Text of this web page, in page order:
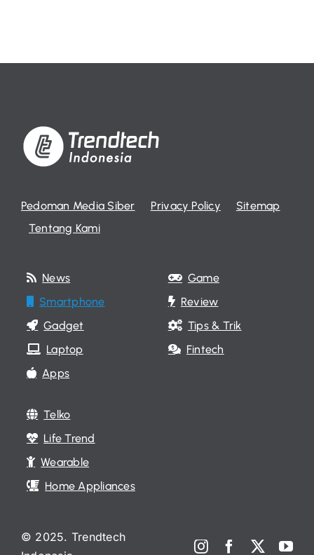
Pedoman Media Siber Privacy Policy
Sitemap
Tentang Kami
News
Smartphone
Gadget
Laptop
Apps
Game
Review
Tips & Trik
Fintech
Telko
Life Trend
Wearable
Home Appliances
© 2025. Trendtech